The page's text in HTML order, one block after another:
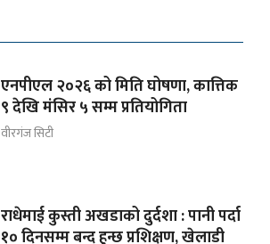
एनपीएल २०२६ को मिति घोषणा, कात्तिक
९ देखि मंसिर ५ सम्म प्रतियोगिता
वीरगंज सिटी
राधेमाई कुस्ती अखडाको दुर्दशा : पानी पर्दा
१० दिनसम्म बन्द हुन्छ प्रशिक्षण, खेलाडी